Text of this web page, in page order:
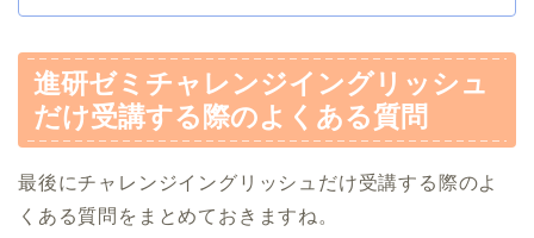
進研ゼミチャレンジイングリッシュ
だけ受講する際のよくある質問
最後にチャレンジイングリッシュだけ受講する際のよ
くある質問をまとめておきますね。